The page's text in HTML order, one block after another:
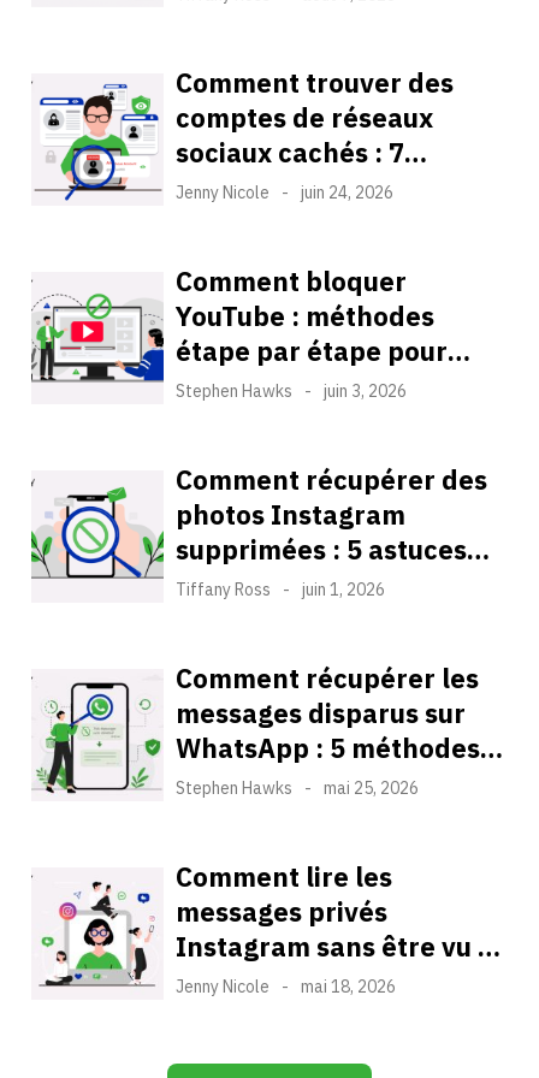
Comment trouver des
comptes de réseaux
sociaux cachés : 7
méthodes efficaces
Jenny Nicole - juin 24, 2026
Comment bloquer
YouTube : méthodes
étape par étape pour
ordinateurs, téléphones
Stephen Hawks - juin 3, 2026
Comment récupérer des
photos Instagram
supprimées : 5 astuces
sûres avec un taux de
Tiffany Ross - juin 1, 2026
Comment récupérer les
messages disparus sur
WhatsApp : 5 méthodes
testées pour Android et
Stephen Hawks - mai 25, 2026
Comment lire les
messages privés
Instagram sans être vu : 4
méthodes qui
Jenny Nicole - mai 18, 2026